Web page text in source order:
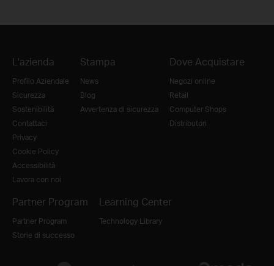
L'azienda
Profilo Aziendale
Sicurezza
Sostenibilità
Contattaci
Privacy
Cookie Policy
Accessibilità
Lavora con noi
Stampa
News
Blog
Avvertenza di sicurezza
Dove Acquistare
Negozi online
Retail
Computer Shops
Distributori
Partner Program
Partner Program
Storie di successo
Learning Center
Technology Library